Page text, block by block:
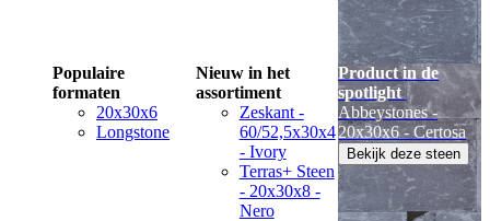
Populaire
formaten
20x30x6
Longstone
Nieuw in het
assortiment
Zeskant -
60/52,5x30x4
- Ivory
Terras+ Steen
- 20x30x8 -
Nero
Product in de
spotlight
Abbeystones -
20x30x6 - Certosa
Bekijk deze steen